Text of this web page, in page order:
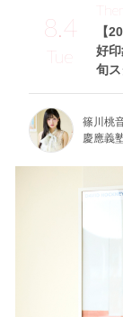
8.4
Tue
【
好
旬
篠川桃
慶應義